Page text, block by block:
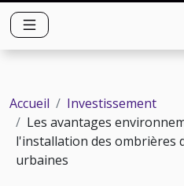
Accueil
Investissement
Les avantages
l'installation des ombrières
urbaines